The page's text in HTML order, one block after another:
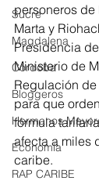
Sucre
Magdalena
Córdoba
Bloggeros
Hermanos
Economía
RAP CARIBE
personeros de
Marta y
Presidencia
Ministerio de
Regulación
para que
fórmula
afecta a miles
caribe.